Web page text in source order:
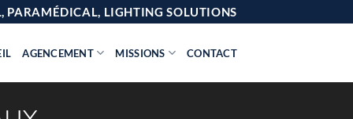
PARAMÉDICAL, LIGHTING SOLUTIONS
AGENCEMENT MISSIONS CONTACT